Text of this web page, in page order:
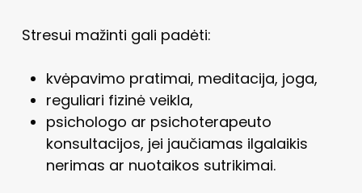
Stresui mažinti gali padėti:
kvėpavimo pratimai, meditacija, joga,
reguliari fizinė veikla,
psichologo ar psichoterapeuto
konsultacijos, jei jaučiamas ilgalaikis
nerimas ar nuotaikos sutrikimai.